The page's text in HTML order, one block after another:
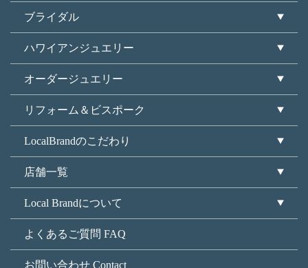
ブライダル
ハワイアンジュエリー
オーダージュエリー
リフォーム＆ビスポーク
LocalBrandのこだわり
店舗一覧
Local Brandについて
よくあるご質問 FAQ
お問い合わせ Contact